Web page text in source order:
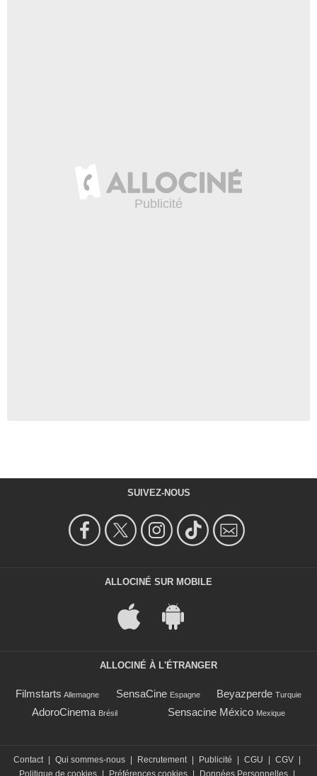
SUIVEZ-NOUS
ALLOCINÉ SUR MOBILE
ALLOCINÉ À L'ÉTRANGER
Filmstarts Allemagne SensaCine Espagne Beyazperde Turquie
AdoroCinema Brésil Sensacine México Mexique
Contact Qui sommes-nous Recrutement Publicité CGU CGV
Politique de cookies
Préférences cookies Données Personnelles